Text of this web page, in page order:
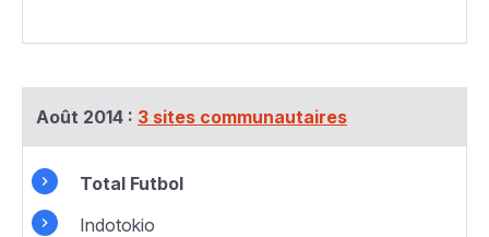
Août 2014 : 3 sites communautaires
Total Futbol
Indotokio